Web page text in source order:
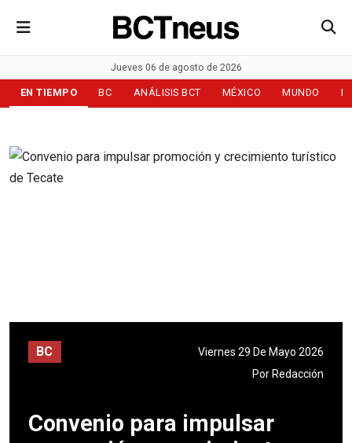
Jueves 06 de agosto de 2026
EN TIEMPO BC ANÁLISIS BCT MÉXICO MUNDO
BC
Viernes 29 De Mayo 2026
Por Redacción
Convenio para impulsar